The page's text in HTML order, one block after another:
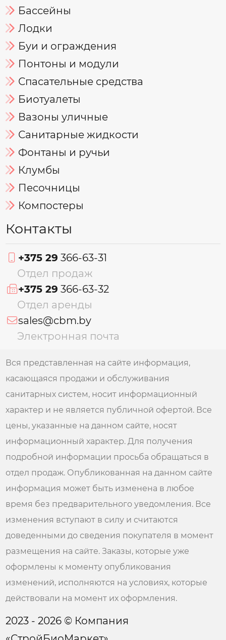
Бассейны
Лодки
Буи и ограждения
Понтоны и модули
Спасательные средства
Биотуалеты
Вазоны уличные
Санитарные жидкости
Фонтаны и ручьи
Клумбы
Песочницы
Компостеры
Контакты
+375 29 366-63-31
Отдел продаж
+375 29 366-63-32
Отдел аренды
sales@cbm.by
Электронная почта
Вся представленная на сайте информация,
касающаяся продажи и обслуживания
санитарных систем, носит информационный
характер и не является публичной офертой. Все
цены, указанные на данном сайте, носят
информационный характер. Для получения
подробной информации просьба обращаться в
отдел продаж. Опубликованная на данном сайте
информация может быть изменена в любое
время без предварительного уведомления. Все
изменения вступают в силу и считаются
доведенными до сведения покупателя в момент
размещения на сайте. Заказы, которые уже
оформлены к моменту опубликования
изменений, исполняются на условиях, которые
действовали на момент их оформления.
2023 - 2026 © Компания